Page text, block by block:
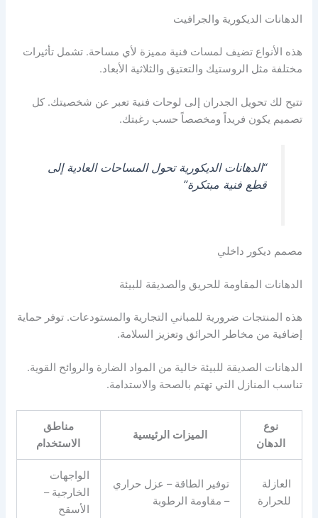
الدهانات الديكورية والجرافيت
هذه الأنواع تضيف لمسات فنية مميزة لأي مساحة. تشمل تأثيرات
مختلفة مثل الروستيك والتعتيق والثلاثية الأبعاد.
تتيح لك تحويل الجدران إلى لوحات فنية تعبر عن شخصيتك. كل
تصميم يكون فريداً ومخصصاً حسب رغبتك.
“الدهانات الديكورية تحول المساحات العادية إلى
قطع فنية مبتكرة”
مصمم ديكور داخلي
الدهانات المقاومة للحريق والصديقة للبيئة
هذه المنتجات ضرورية للمباني التجارية والمستودعات. توفر حماية
إضافية من مخاطر الحرائق وتعزيز السلامة.
الدهانات الصديقة للبيئة خالية من المواد الضارة والروائح القوية.
تناسب المنازل التي تهتم بالصحة والاستدامة.
نوع
الدهان
الميزات الرئيسية
مناطق
الاستخدام
العازلة
للحرارة
توفير الطاقة – عزل حراري
– مقاومة الرطوبة
الواجهات
الخارجية –
الأسقح